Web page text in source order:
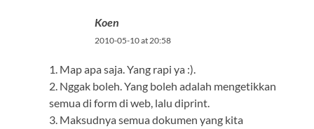
Koen
2010-05-10 at 20:58
1. Map apa saja. Yang rapi ya :).
2. Nggak boleh. Yang boleh adalah mengetikkan
semua di form di web, lalu diprint.
3. Maksudnya semua dokumen yang kita